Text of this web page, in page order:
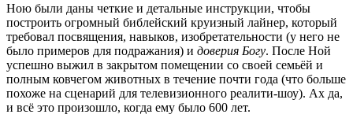
Ною были даны четкие и детальные инструкции, чтобы
построить огромный библейский круизный лайнер, который
требовал посвящения, навыков, изобретательности (у него не
было примеров для подражания) и доверия Богу. После Ной
успешно выжил в закрытом помещении со своей семьёй и
полным ковчегом животных в течение почти года (что больше
похоже на сценарий для телевизионного реалити-шоу). Ах да,
и всё это произошло, когда ему было 600 лет.